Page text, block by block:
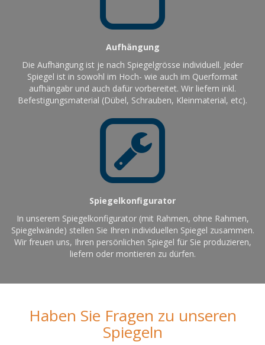
Aufhängung
Die Aufhängung ist je nach Spiegelgrösse individuell. Jeder
Spiegel ist in sowohl im Hoch- wie auch im Querformat
aufhängabr und auch dafür vorbereitet. Wir liefern inkl.
Befestigungsmaterial (Dübel, Schrauben, Kleinmaterial, etc).
Spiegelkonfigurator
In unserem Spiegelkonfigurator (mit Rahmen, ohne Rahmen,
Spiegelwände) stellen Sie Ihren individuellen Spiegel zusammen.
Wir freuen uns, Ihren persönlichen Spiegel für Sie produzieren,
liefern oder montieren zu dürfen.
Haben Sie Fragen zu unseren
Spiegeln